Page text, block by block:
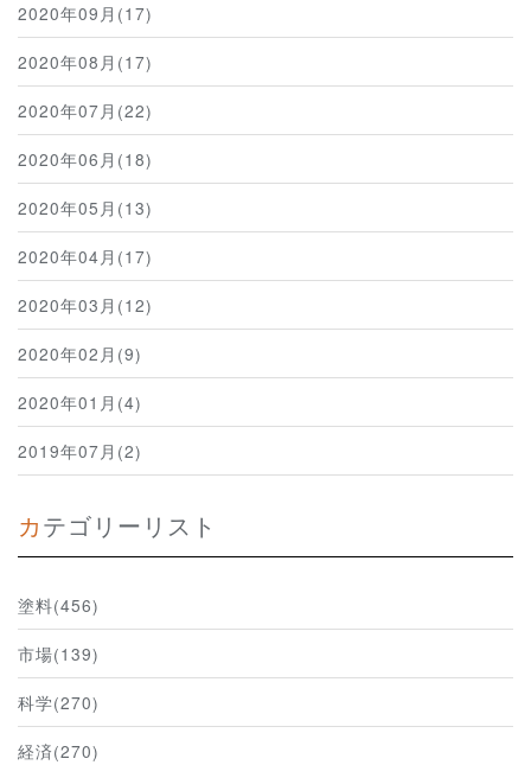
2020年09月(17)
2020年08月(17)
2020年07月(22)
2020年06月(18)
2020年05月(13)
2020年04月(17)
2020年03月(12)
2020年02月(9)
2020年01月(4)
2019年07月(2)
カテゴリーリスト
塗料(456)
市場(139)
科学(270)
経済(270)